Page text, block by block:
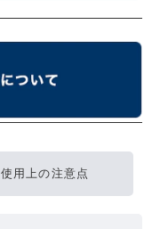
使用上の注意点